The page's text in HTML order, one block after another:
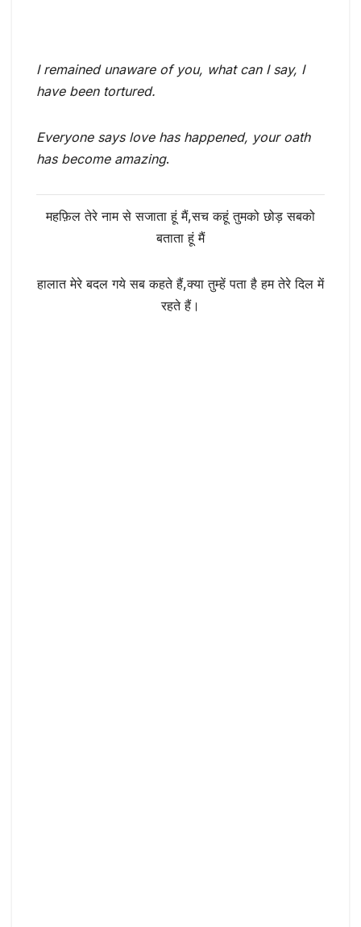
I remained unaware of you, what can I say, I
have been tortured.
Everyone says love has happened, your oath
has become amazing.
महफ़िल तेरे नाम से सजाता हूं मैं,सच कहूं तुमको छोड़ सबको
बताता हूं मैं
हालात मेरे बदल गये सब कहते हैं,क्या तुम्हें पता है हम तेरे दिल में
रहते हैं।